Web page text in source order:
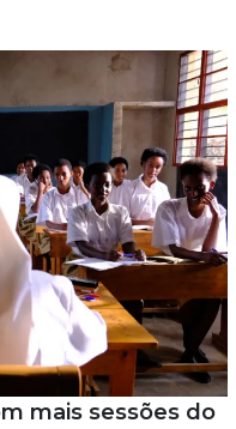
mais sessões do